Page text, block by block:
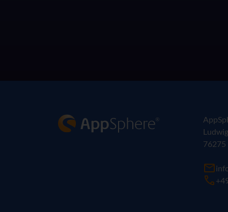
AppSphere IT-Lösungsanbieter
76275